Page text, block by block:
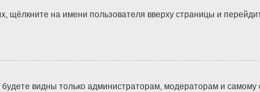
щёлкните на имени пользователя вверху страницы и
будете видны только администраторам, модераторам и самому